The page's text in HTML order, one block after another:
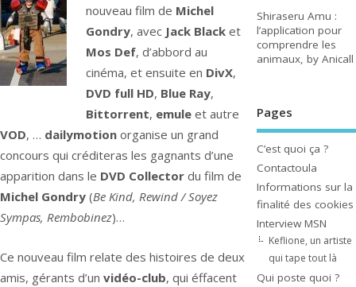
nouveau film de Michel
Gondry, avec Jack Black et
Mos Def, d’abbord au
cinéma, et ensuite en DivX,
DVD full HD, Blue Ray,
Bittorrent, emule et autre
VOD, … dailymotion organise un grand
concours qui créditeras les gagnants d’une
apparition dans le DVD Collector du film de
Michel Gondry (Be Kind, Rewind / Soyez
Sympas, Rembobinez)…
Ce nouveau film relate des histoires de deux
amis, gérants d’un vidéo-club, qui éffacent
Shiraseru Amu :
l’application pour
comprendre les
animaux, by Anicall
Pages
C’est quoi ça ?
Contactoula
Informations sur la
finalité des cookies
Interview MSN
Keflione, un artiste
qui tape tout là
Qui poste quoi ?